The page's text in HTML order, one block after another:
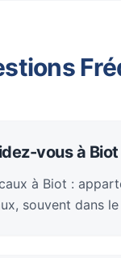
vous à Biot
à Biot :
souvent dans